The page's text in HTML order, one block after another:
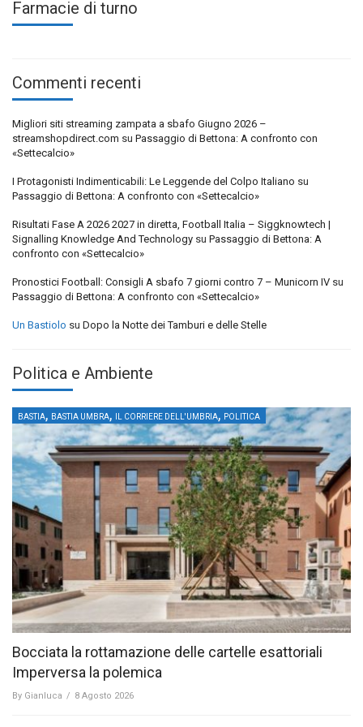
Farmacie di turno
Commenti recenti
Migliori siti streaming zampata a sbafo Giugno 2026 –
streamshopdirect.com su Passaggio di Bettona: A confronto con
«Settecalcio»
I Protagonisti Indimenticabili: Le Leggende del Colpo Italiano su
Passaggio di Bettona: A confronto con «Settecalcio»
Risultati Fase A 2026 2027 in diretta, Football Italia – Siggknowtech |
Signalling Knowledge And Technology su Passaggio di Bettona: A
confronto con «Settecalcio»
Pronostici Football: Consigli A sbafo 7 giorni contro 7 – Municorn IV su
Passaggio di Bettona: A confronto con «Settecalcio»
Un Bastiolo su Dopo la Notte dei Tamburi e delle Stelle
Politica e Ambiente
BASTIA, BASTIA UMBRA, IL CORRIERE DELL'UMBRIA, POLITICA
Bocciata la rottamazione delle cartelle esattoriali
Imperversa la polemica
By Gianluca / 8 Agosto 2026